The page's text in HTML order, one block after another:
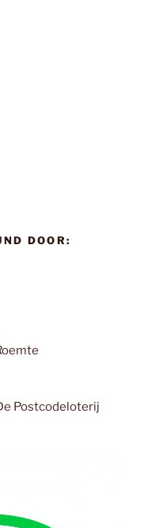
DOOR:
Postcodeloterij